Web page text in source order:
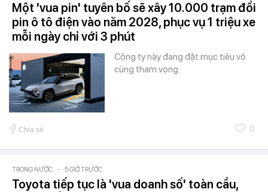
Một 'vua pin' tuyên bố sẽ xây 10.000 trạm đổi
pin ô tô điện vào năm 2028, phục vụ 1 triệu xe
mỗi ngày chỉ với 3 phút
Công ty này đang đặt mục tiêu vô
cùng tham vọng.
Chia sẻ 0
TRONG NƯỚC - 5 GIỜ TRƯỚC
Toyota tiếp tục là 'vua doanh số' toàn cầu,